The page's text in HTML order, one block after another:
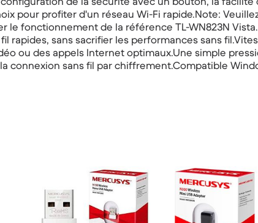
pour profiter d'un réseau Wi-Fi rapide.Note:
le fonctionnement de la référence TL-WN823N
rapides, sans sacrifier les performances sans
ou des appels Internet optimaux.Une simple
connexion sans fil par chiffrement.Compatible